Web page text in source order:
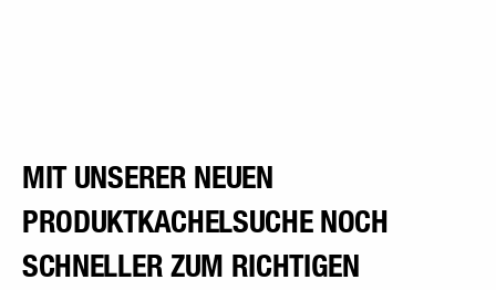
MIT UNSERER NEUEN
PRODUKTKACHELSUCHE NOCH
SCHNELLER ZUM RICHTIGEN